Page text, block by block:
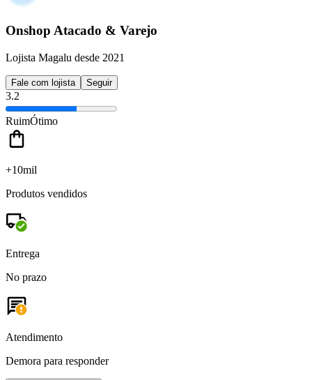
Onshop Atacado & Varejo
Lojista Magalu desde 2021
Fale com lojista Seguir
3.2
RuimÓtimo
+10mil
Produtos vendidos
Entrega
No prazo
Atendimento
Demora para responder